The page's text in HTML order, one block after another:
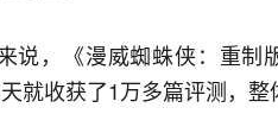
说，《漫威蜘蛛侠：重
就收获了1万多篇评测，整